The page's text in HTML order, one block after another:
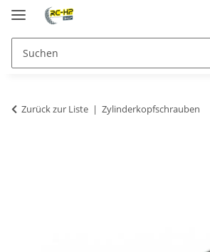
Zurück zur Liste Zylinderkopfschrauben